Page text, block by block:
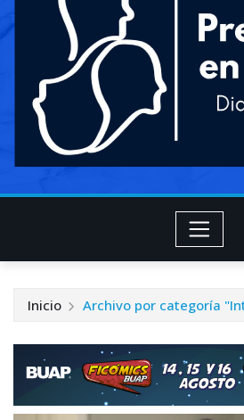
Inicio Archivo por categoría